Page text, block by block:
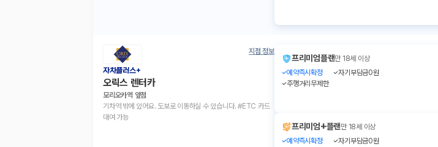
지점 정보
자차플러스+
오릭스 렌터카
모리오카역 앞점
기차역 밖에 있어요. 도보로 이동하실 수 있습니다. #ETC 카드
대여 가능
프리미엄플랜만 18세 이상
예약즉시확정
자기부담금0원
주행거리무제한
프리미엄+플랜만 18세 이상
예약즉시확정
자기부담금0원